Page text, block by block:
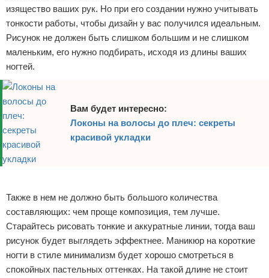
изящество ваших рук. Но при его создании нужно учитывать
тонкости работы, чтобы дизайн у вас получился идеальным.
Рисунок не должен быть слишком большим и не слишком
маленьким, его нужно подбирать, исходя из длины ваших
ногтей.
Вам будет интересно:
Локоны на волосы до плеч: секреты
красивой укладки
Также в нем не должно быть большого количества
составляющих: чем проще композиция, тем лучше.
Старайтесь рисовать тонкие и аккуратные линии, тогда ваш
рисунок будет выглядеть эффектнее. Маникюр на короткие
ногти в стиле минимализм будет хорошо смотреться в
спокойных пастельных оттенках. На такой длине не стоит